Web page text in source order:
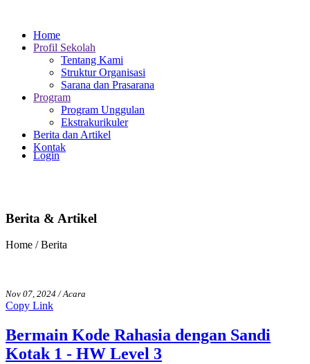
Home
Profil Sekolah
Tentang Kami
Struktur Organisasi
Sarana dan Prasarana
Program
Program Unggulan
Ekstrakurikuler
Berita dan Artikel
Kontak
Login
Berita & Artikel
Home / Berita
Nov 07, 2024 / Acara
Copy Link
Bermain Kode Rahasia dengan Sandi
Kotak 1 - HW Level 3